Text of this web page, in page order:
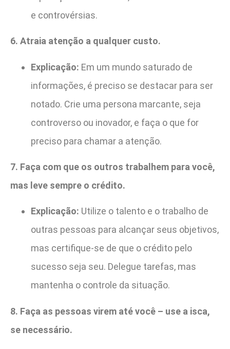
e controvérsias.
6. Atraia atenção a qualquer custo.
Explicação: Em um mundo saturado de
informações, é preciso se destacar para ser
notado. Crie uma persona marcante, seja
controverso ou inovador, e faça o que for
preciso para chamar a atenção.
7. Faça com que os outros trabalhem para você,
mas leve sempre o crédito.
Explicação: Utilize o talento e o trabalho de
outras pessoas para alcançar seus objetivos,
mas certifique-se de que o crédito pelo
sucesso seja seu. Delegue tarefas, mas
mantenha o controle da situação.
8. Faça as pessoas virem até você – use a isca,
se necessário.